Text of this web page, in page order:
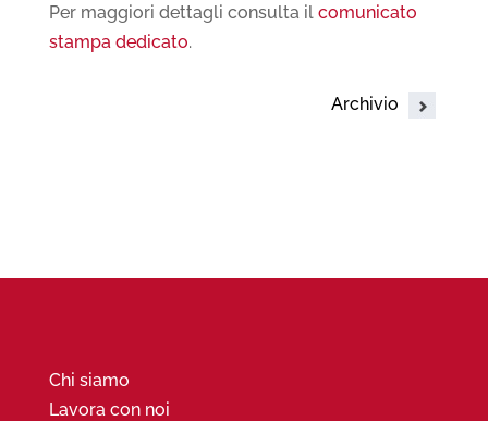
Per maggiori dettagli consulta il comunicato
stampa dedicato.
Archivio
Chi siamo
Lavora con noi